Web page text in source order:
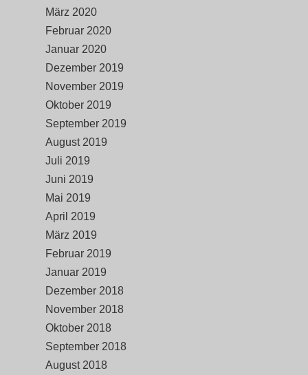
März 2020
Februar 2020
Januar 2020
Dezember 2019
November 2019
Oktober 2019
September 2019
August 2019
Juli 2019
Juni 2019
Mai 2019
April 2019
März 2019
Februar 2019
Januar 2019
Dezember 2018
November 2018
Oktober 2018
September 2018
August 2018